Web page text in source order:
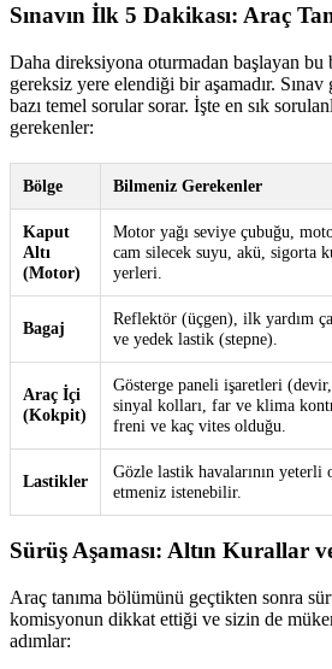
Sınavın İlk 5 Dakikası: Araç
Daha direksiyona oturmadan başlayan bu
gereksiz yere elendiği bir aşamadır.
bazı temel sorular sorar. İşte en sık
gerekenler:
Bölge Bilmeniz Gerekenler
Kaput
Altı
(Motor)
Motor yağı seviye çubuğu,
cam silecek suyu, akü, sigorta
yerleri.
Bagaj
Reflektör (üçgen), ilk yardım
ve yedek lastik (stepne).
Araç İçi
(Kokpit)
Gösterge paneli işaretleri
sinyal kolları, far ve klima
freni ve kaç vites olduğu.
Lastikler
Gözle lastik havalarının yeterli
etmeniz istenebilir.
Sürüş Aşaması: Altın Kurallar
Araç tanıma bölümünü geçtikten sonra
komisyonun dikkat ettiği ve sizin de
adımlar: